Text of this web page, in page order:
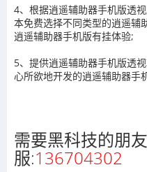
4、根据逍遥辅助器手机版透
本免费选择不同类型的逍遥辅
逍遥辅助器手机版有挂体验;
5、提供逍遥辅助器手机版透
心所欲地开发的逍遥辅助器手
需要黑科技的朋
服:136704302